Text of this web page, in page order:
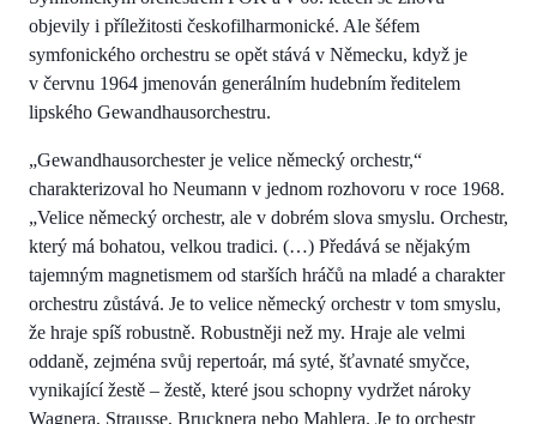
objevily i příležitosti českofilharmonické. Ale šéfem
symfonického orchestru se opět stává v Německu, když je
v červnu 1964 jmenován generálním hudebním ředitelem
lipského Gewandhausorchestru.
„Gewandhausorchester je velice německý orchestr,“
charakterizoval ho Neumann v jednom rozhovoru v roce 1968.
„Velice německý orchestr, ale v dobrém slova smyslu. Orchestr,
který má bohatou, velkou tradici. (…) Předává se nějakým
tajemným magnetismem od starších hráčů na mladé a charakter
orchestru zůstává. Je to velice německý orchestr v tom smyslu,
že hraje spíš robustně. Robustněji než my. Hraje ale velmi
oddaně, zejména svůj repertoár, má syté, šťavnaté smyčce,
vynikající žestě – žestě, které jsou schopny vydržet nároky
Wagnera, Strausse, Brucknera nebo Mahlera. Je to orchestr